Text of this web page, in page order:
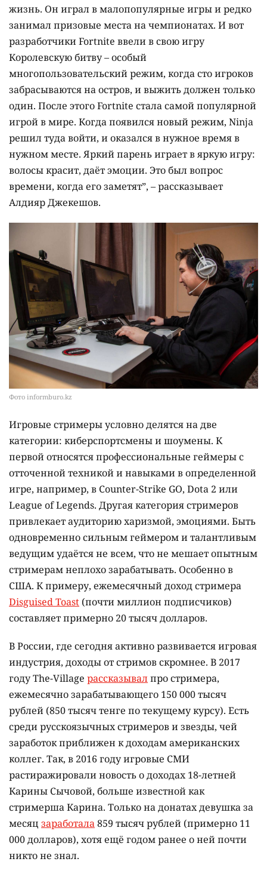
жизнь. Он играл в малопопулярные игры и редко
занимал призовые места на чемпионатах. И вот
разработчики Fortnite ввели в свою игру
Королевскую битву – особый
многопользовательский режим, когда сто игроков
забрасываются на остров, и выжить должен только
один. После этого Fortnite стала самой популярной
игрой в мире. Когда появился новый режим, Ninja
решил туда войти, и оказался в нужное время в
нужном месте. Яркий парень играет в яркую игру:
волосы красит, даёт эмоции. Это был вопрос
времени, когда его заметят”, – рассказывает
Алдияр Джекешов.
Фото informburo.kz
Игровые стримеры условно делятся на две
категории: киберспортсмены и шоумены. К
первой относятся профессиональные геймеры с
отточенной техникой и навыками в определенной
игре, например, в Counter-Strike GO, Dota 2 или
League of Legends. Другая категория стримеров
привлекает аудиторию харизмой, эмоциями. Быть
одновременно сильным геймером и талантливым
ведущим удаётся не всем, что не мешает опытным
стримерам неплохо зарабатывать. Особенно в
США. К примеру, ежемесячный доход стримера
Disguised Toast (почти миллион подписчиков)
составляет примерно 20 тысяч долларов.
В России, где сегодня активно развивается игровая
индустрия, доходы от стримов скромнее. В 2017
году The-Village рассказывалпро стримера,
ежемесячно зарабатывающего 150 000 тысяч
рублей (850 тысяч тенге по текущему курсу). Есть
среди русскоязычных стримеров и звезды, чей
заработок приближен к доходам американских
коллег. Так, в 2016 году игровые СМИ
растиражировали новость о доходах 18-летней
Карины Сычовой, больше известной как
стримерша Карина. Только на донатах девушка за
месяц заработала859 тысяч рублей (примерно 11
000 долларов), хотя ещё годом ранее о ней почти
никто не знал.